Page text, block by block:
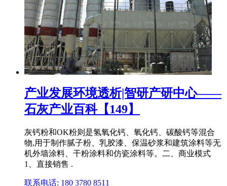
产业发展环境透析|智研产研中心——
石灰产业百科【149】
灰钙粉和OK粉则是氢氧化钙、氧化钙、碳酸钙等混合
物,用于制作腻子粉、乳胶漆、保温砂浆和建筑涂料等无
机外墙涂料、干粉涂料和仿瓷涂料等。二、商业模式
1、直接销售 .
联系电话: 180 3780 8511